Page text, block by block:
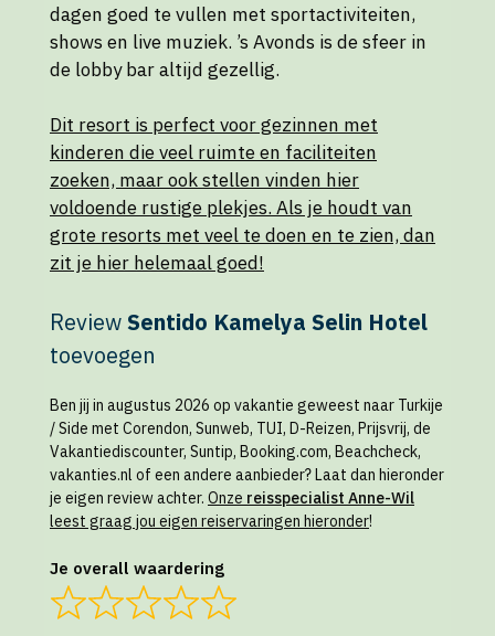
dagen goed te vullen met sportactiviteiten,
shows en live muziek. ’s Avonds is de sfeer in
de lobby bar altijd gezellig.
Dit resort is perfect voor gezinnen met
kinderen die veel ruimte en faciliteiten
zoeken, maar ook stellen vinden hier
voldoende rustige plekjes. Als je houdt van
grote resorts met veel te doen en te zien, dan
zit je hier helemaal goed!
Review Sentido Kamelya Selin Hotel
toevoegen
Ben jij in augustus 2026 op vakantie geweest naar Turkije
/ Side met Corendon, Sunweb, TUI, D-Reizen, Prijsvrij, de
Vakantiediscounter, Suntip, Booking.com, Beachcheck,
vakanties.nl of een andere aanbieder? Laat dan hieronder
je eigen review achter. Onze reisspecialist Anne-Wil
leest graag jou eigen reiservaringen hieronder!
Je overall waardering